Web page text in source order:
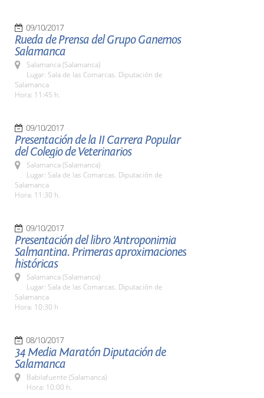
09/10/2017
Rueda de Prensa del Grupo Ganemos
Salamanca
Salamanca (Salamanca)
Lugar: Sala de las Comarcas. Diputación de
Salamanca
Hora: 11:45 h.
09/10/2017
Presentación de la II Carrera Popular
del Colegio de Veterinarios
Salamanca (Salamanca)
Lugar: Sala de las Comarcas. Diputación de
Salamanca
Hora: 11:30 h.
09/10/2017
Presentación del libro 'Antroponimia
Salmantina. Primeras aproximaciones
históricas
Salamanca (Salamanca)
Lugar: Sala de las Comarcas. Diputación de
Salamanca
Hora: 10:30 h
08/10/2017
34 Media Maratón Diputación de
Salamanca
Babilafuente (Salamanca)
Hora: 10:00 h.